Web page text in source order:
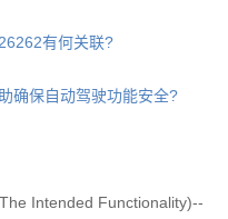
有何关联?
确保自动驾驶功能安全?
Intended Functionality)--